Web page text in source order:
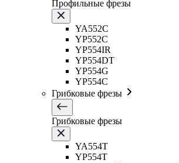
Профильные фрезы
YA552C
YP552C
YP554IR
YP554DT
YP554G
YP554C
Грибковые фрезы
Грибковые фрезы
YA554T
YP554T